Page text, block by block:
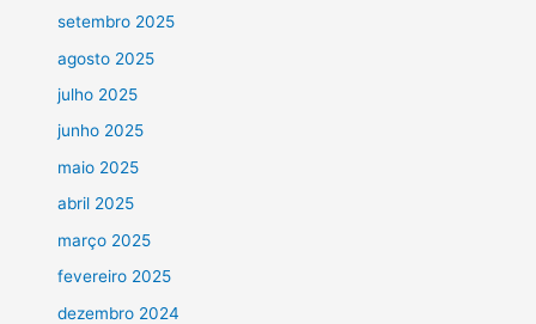
setembro 2025
agosto 2025
julho 2025
junho 2025
maio 2025
abril 2025
março 2025
fevereiro 2025
dezembro 2024